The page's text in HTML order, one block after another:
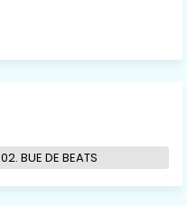
02. BUE DE BEATS